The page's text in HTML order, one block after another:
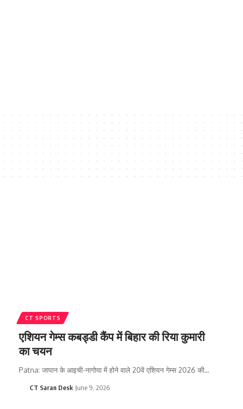
CT SPORTS
एशियन गेम्स कबड्डी कैंप में बिहार की रिया कुमारी
का चयन
Patna: जापान के आइची-नागोया में होने वाले 20वें एशियन गेम्स 2026 की…
CT Saran Desk June 9, 2026